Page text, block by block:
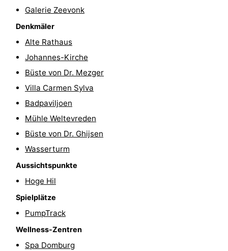
Reiten
Reitschulen
Golfplatze
Sportangeln
Mondriaan
Toorop
Essen
und
trinken
Veranstaltungen
Ringstechen
Praktisch
Route
Galerie Zeevonk
Denkmäler
Alte Rathaus
Johannes-Kirche
Büste von Dr. Mezger
Villa Carmen Sylva
Badpaviljoen
Mühle Weltevreden
Büste von Dr. Ghijsen
Wasserturm
Aussichtspunkte
Hoge Hil
Spielplätze
PumpTrack
Wellness-Zentren
Spa Domburg